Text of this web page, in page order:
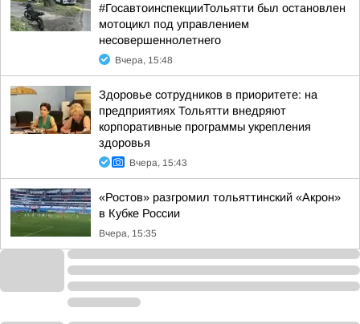
#ГосавтоинспекцииТольятти был остановлен
мотоцикл под управлением
несовершеннолетнего
Вчера, 15:48
Здоровье сотрудников в приоритете: на
предприятиях Тольятти внедряют
корпоративные программы укрепления
здоровья
Вчера, 15:43
«Ростов» разгромил тольяттинский «Акрон»
в Кубке России
Вчера, 15:35